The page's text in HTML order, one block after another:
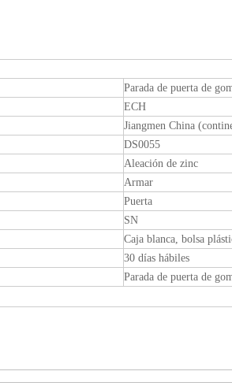
Parada de puerta de
ECH
Jiangmen China
DS0055
Aleación de zinc
Armar
Puerta
SN
Caja blanca, bolsa
30 días hábiles
Parada de puerta de